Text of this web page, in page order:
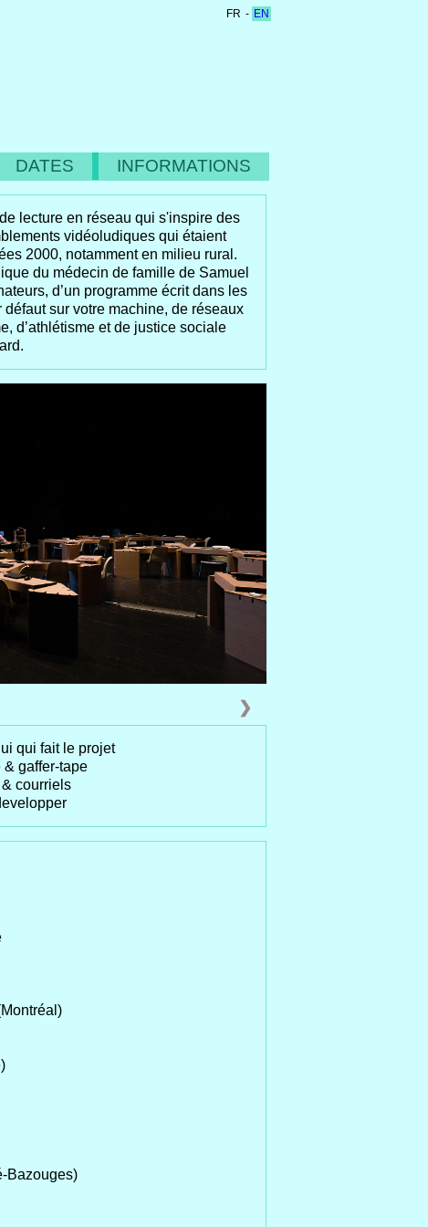
FR - EN
DATES INFORMATIONS
lecture en réseau qui s'inspire des
vidéoludiques qui étaient
2000, notamment en milieu rural.
du médecin de famille de Samuel
d’un programme écrit dans les
sur votre machine, de réseaux
d’athlétisme et de justice sociale
❯
qui fait le projet
gaffer-tape
courriels
Bazouges)